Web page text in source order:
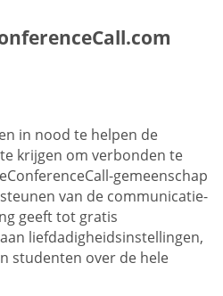
in nood te helpen de
krijgen om verbonden te
gemeenschap
van de communicatie-
geeft tot gratis
liefdadigheidsinstellingen,
studenten over de hele